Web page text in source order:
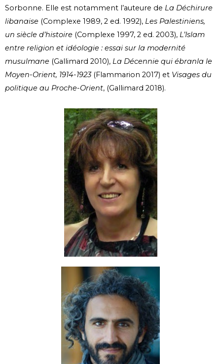
Sorbonne. Elle est notamment l’auteure de La Déchirure
libanaise (Complexe 1989, 2 ed. 1992), Les Palestiniens,
un siècle d’histoire (Complexe 1997, 2 ed. 2003), L’Islam
entre religion et idéologie : essai sur la modernité
musulmane (Gallimard 2010), La Décennie qui ébranla le
Moyen-Orient, 1914-1923(Flammarion 2017) et Visages du
politique au Proche-Orient, (Gallimard 2018).